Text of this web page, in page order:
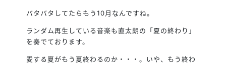
バタバタしてたらもう10月なんですね。
ランダム再生している音楽も直太朗の「夏の終わり」
を奏でております。
愛する夏がもう夏終わるのか・・・。いや、もう終わ